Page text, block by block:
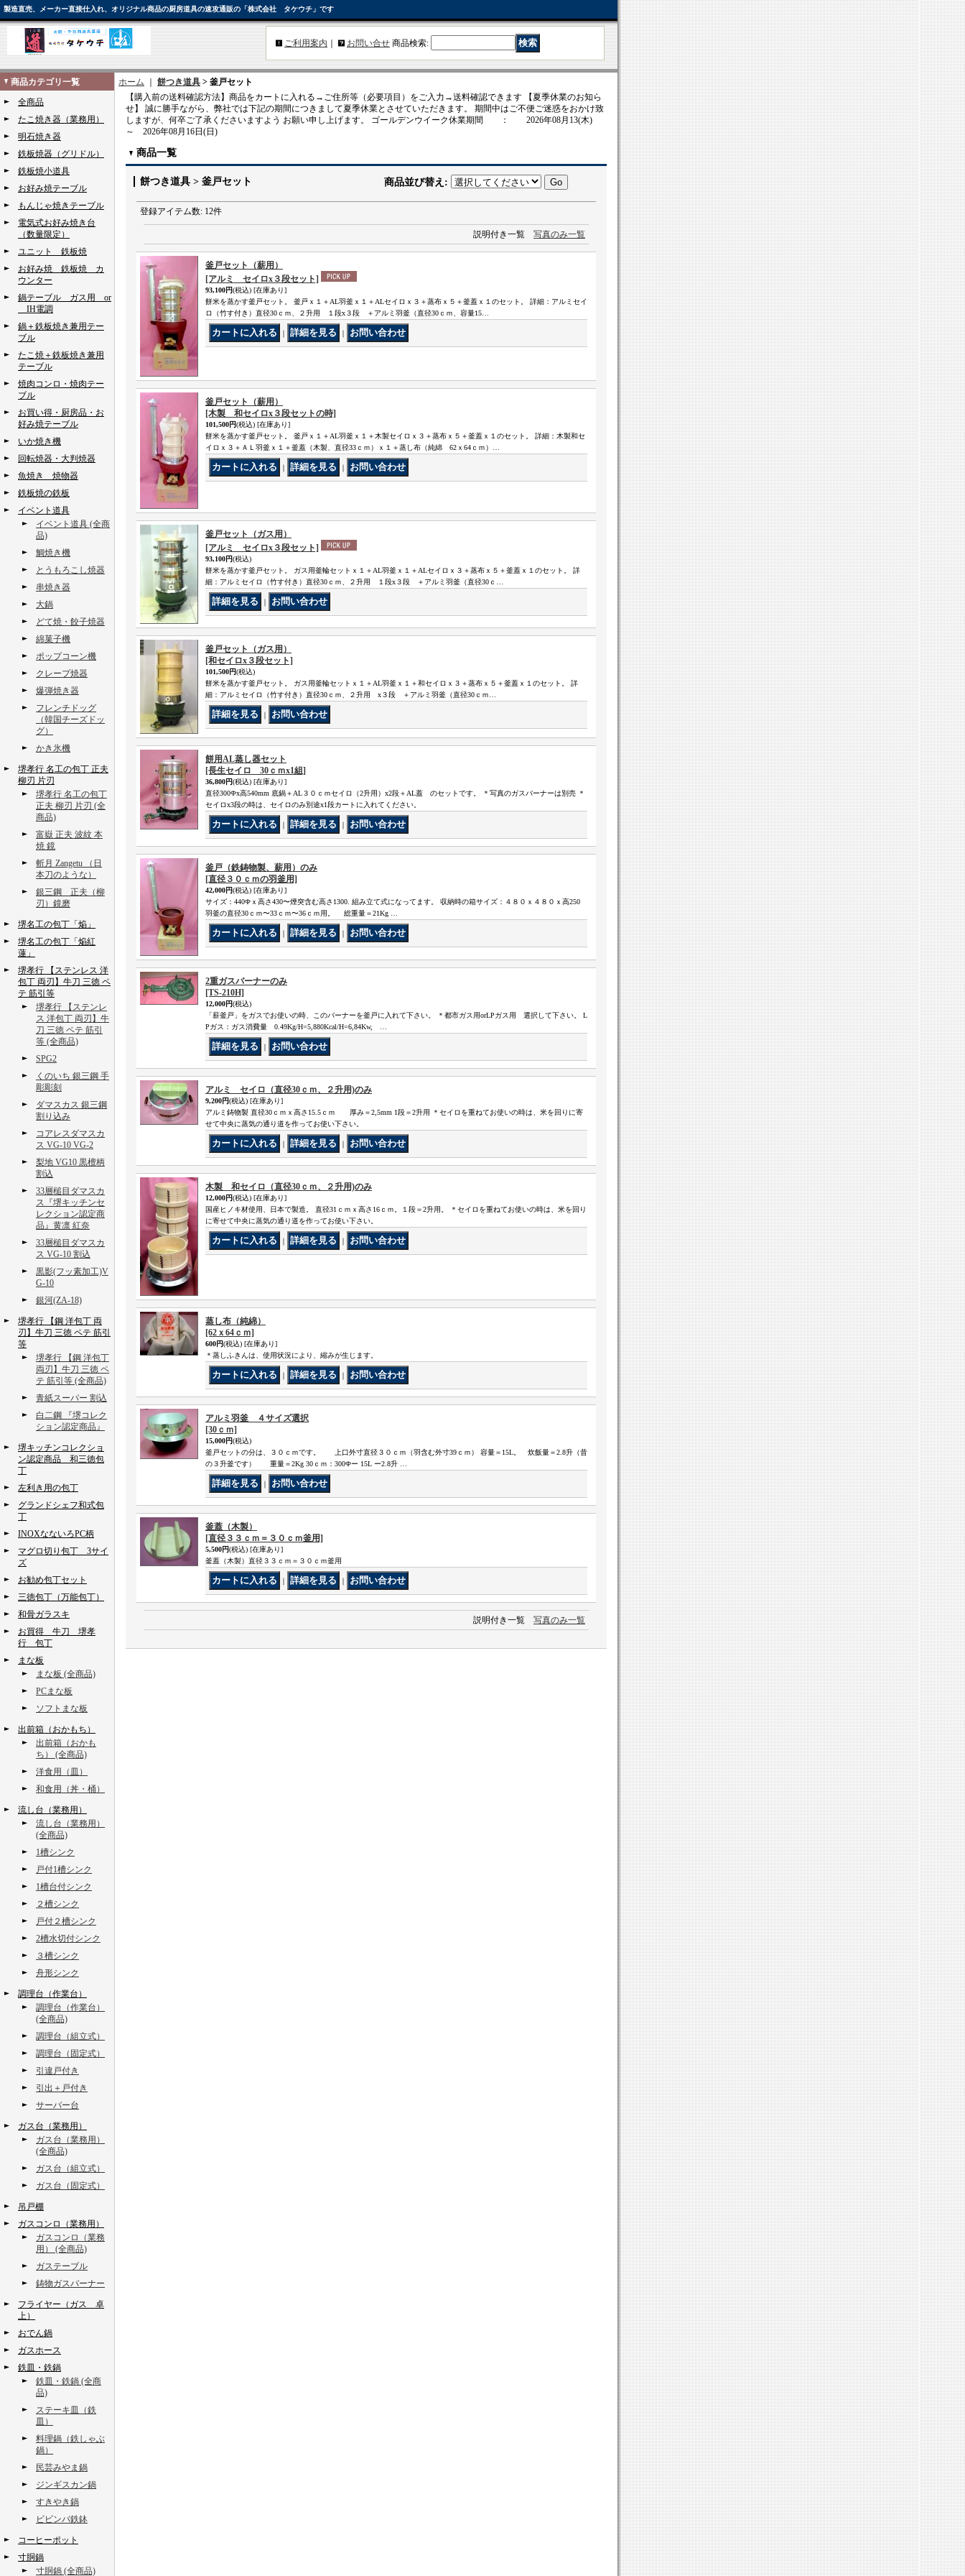
製造直売、メーカー直接仕入れ、オリジナル商品の厨房道具の速攻通販の「株式会社 タケウチ」です
ご利用案内 お問い合せ 商品検索:
商品カテゴリ一覧
全商品
たこ焼き器（業務用）
明石焼き器
鉄板焼器（グリドル）
鉄板焼小道具
お好み焼テーブル
もんじゃ焼きテーブル
電気式お好み焼き台
（数量限定）
ユニット 鉄板焼
お好み焼 鉄板焼 カ
ウンター
鍋テーブル ガス用 or
IH電調
鍋＋鉄板焼き兼用テー
ブル
たこ焼＋鉄板焼き兼用
テーブル
焼肉コンロ・焼肉テー
ブル
お買い得・厨房品・お
好み焼テーブル
いか焼き機
回転焼器・大判焼器
魚焼き 焼物器
鉄板焼の鉄板
イベント道具
イベント道具 (全商
品)
鯛焼き機
とうもろこし焼器
串焼き器
大鍋
どて焼・餃子焼器
綿菓子機
ポップコーン機
クレープ焼器
爆弾焼き器
フレンチドッグ
（韓国チーズドッ
グ）
かき氷機
堺孝行 名工の包丁 正夫
柳刃 片刃
堺孝行 名工の包丁
正夫 柳刃 片刃 (全
商品)
富嶽 正夫 波紋 本
焼 鏡
斬月 Zangetu （日
本刀のような）
銀三鋼 正夫（柳
刃）鏡磨
堺名工の包丁「焔」
堺名工の包丁「焔紅
蓮」
堺孝行 【ステンレス 洋
包丁 両刃】牛刀 三徳 ペ
テ 筋引等
堺孝行 【ステンレ
ス 洋包丁 両刃】牛
刀 三徳 ペテ 筋引
等 (全商品)
SPG2
くのいち 銀三鋼 手
彫彫刻
ダマスカス 銀三鋼
割り込み
コアレスダマスカ
ス VG-10 VG-2
梨地 VG10 黒檀柄
割込
33層槌目ダマスカ
ス『堺キッチンセ
レクション認定商
品』黄凛 紅奈
33層槌目ダマスカ
ス VG-10 割込
黒影(フッ素加工)V
G-10
銀河(ZA-18)
堺孝行 【鋼 洋包丁 両
刃】牛刀 三徳 ペテ 筋引
等
堺孝行 【鋼 洋包丁
両刃】牛刀 三徳 ペ
テ 筋引等 (全商品)
青紙スーパー 割込
白二鋼 『堺コレク
ション認定商品』
堺キッチンコレクショ
ン認定商品 和三徳包
丁
左利き用の包丁
グランドシェフ和式包
丁
INOXなないろPC柄
マグロ切り包丁 3サイ
ズ
お勧め包丁セット
三徳包丁（万能包丁）
和骨ガラスキ
お買得 牛刀 堺孝
行 包丁
まな板
まな板 (全商品)
PCまな板
ソフトまな板
出前箱（おかもち）
出前箱（おかも
ち） (全商品)
洋食用（皿）
和食用（丼・桶）
流し台（業務用）
流し台（業務用）
(全商品)
1槽シンク
戸付1槽シンク
1槽台付シンク
２槽シンク
戸付２槽シンク
2槽水切付シンク
３槽シンク
舟形シンク
調理台（作業台）
調理台（作業台）
(全商品)
調理台（組立式）
調理台（固定式）
引違戸付き
引出＋戸付き
サーバー台
ガス台（業務用）
ガス台（業務用）
(全商品)
ガス台（組立式）
ガス台（固定式）
吊戸棚
ガスコンロ（業務用）
ガスコンロ（業務
用） (全商品)
ガステーブル
鋳物ガスバーナー
フライヤー（ガス 卓
上）
おでん鍋
ガスホース
鉄皿・鉄鍋
鉄皿・鉄鍋 (全商
品)
ステーキ皿（鉄
皿）
料理鍋（鉄しゃぶ
鍋）
民芸みやま鍋
ジンギスカン鍋
すきやき鍋
ビビンバ鉄鉢
コーヒーポット
寸胴鍋
寸胴鍋 (全商品)
ホーム 餅つき道具 > 釜戸セット
【購入前の送料確認方法】商品をカートに入れる→ご住所等（必要項目）をご入力→送料確認できます 【夏季休業のお知ら
せ】 誠に勝手ながら、弊社では下記の期間につきまして夏季休業とさせていただきます。 期間中はご不便ご迷惑をおかけ致
しますが、何卒ご了承くださいますよう お願い申し上げます。 ゴールデンウイーク休業期間 ： 2026年08月13(木)
～ 2026年08月16日(日)
商品一覧
餅つき道具 > 釜戸セット 商品並び替え :
登録アイテム数: 12件
説明付き一覧 写真のみ一覧
釜戸セット（薪用）
[アルミ セイロx３段セット]
93,100円(税込) [在庫あり]
餅米を蒸かす釜戸セット。 釜戸ｘ１＋AL羽釜ｘ１＋ALセイロｘ３＋蒸布ｘ５＋釜蓋ｘ１のセット。 詳細：アルミセイ
ロ（竹す付き）直径30ｃｍ、２升用 １段x３段 ＋アルミ羽釜（直径30ｃｍ、容量15…
｜ ｜
釜戸セット（薪用）
[木製 和セイロx３段セットの時]
101,500円(税込) [在庫あり]
餅米を蒸かす釜戸セット。 釜戸ｘ１＋AL羽釜ｘ１＋木製セイロｘ３＋蒸布ｘ５＋釜蓋ｘ１のセット。 詳細：木製和セ
イロｘ３＋ＡＬ羽釜ｘ１＋釜蓋（木製、直径33ｃｍ）ｘ１＋蒸し布（純綿 62ｘ64ｃｍ）…
｜ ｜
釜戸セット（ガス用）
[アルミ セイロx３段セット]
93,100円(税込)
餅米を蒸かす釜戸セット。 ガス用釜輪セットｘ１＋AL羽釜ｘ１＋ALセイロｘ３＋蒸布ｘ５＋釜蓋ｘ１のセット。 詳
細：アルミセイロ（竹す付き）直径30ｃｍ、２升用 １段x３段 ＋アルミ羽釜（直径30ｃ…
｜
釜戸セット（ガス用）
[和セイロx３段セット]
101,500円(税込)
餅米を蒸かす釜戸セット。 ガス用釜輪セットｘ１＋AL羽釜ｘ１＋和セイロｘ３＋蒸布ｘ５＋釜蓋ｘ１のセット。 詳
細：アルミセイロ（竹す付き）直径30ｃｍ、２升用 x３段 ＋アルミ羽釜（直径30ｃｍ…
｜
餅用AL蒸し器セット
[長生セイロ 30ｃｍx1組]
36,800円(税込) [在庫あり]
直径300Фx高540mm 底鍋＋AL３０ｃｍセイロ（2升用）x2段＋AL蓋 のセットです。 ＊写真のガスバーナーは別売 ＊
セイロx3段の時は、セイロのみ別途x1段カートに入れてください。
｜ ｜
釜戸（鉄鋳物製、薪用）のみ
[直径３０ｃｍの羽釜用]
42,000円(税込) [在庫あり]
サイズ：440Фｘ高さ430〜煙突含む高さ1300. 組み立て式になってます。 収納時の箱サイズ：４８０ｘ４８０ｘ高250
羽釜の直径30ｃｍ〜33ｃｍ〜36ｃｍ用。 総重量＝21Kg …
｜ ｜
2重ガスバーナーのみ
[TS-210H]
12,000円(税込)
「薪釜戸」をガスでお使いの時、このバーナーを釜戸に入れて下さい。 ＊都市ガス用orLPガス用 選択して下さい。 L
Pガス：ガス消費量 0.49Kg/H=5,880Kcal/H=6,84Kw, …
｜
アルミ セイロ（直径30ｃｍ、２升用)のみ
9,200円(税込) [在庫あり]
アルミ鋳物製 直径30ｃｍｘ高さ15.5ｃｍ 厚み＝2,5mm 1段＝2升用 ＊セイロを重ねてお使いの時は、米を回りに寄
せて中央に蒸気の通り道を作ってお使い下さい。
｜ ｜
木製 和セイロ（直径30ｃｍ、２升用)のみ
12,000円(税込) [在庫あり]
国産ヒノキ材使用、日本で製造。 直径31ｃｍｘ高さ16ｃｍ。１段＝2升用。 ＊セイロを重ねてお使いの時は、米を回り
に寄せて中央に蒸気の通り道を作ってお使い下さい。
｜ ｜
蒸し布（純綿）
[62ｘ64ｃｍ]
600円(税込) [在庫あり]
＊蒸しふきんは、使用状況により、縮みが生じます。
｜ ｜
アルミ羽釜 ４サイズ選択
[30ｃｍ]
15,000円(税込)
釜戸セットの分は、３０ｃｍです。 上口外寸直径３０ｃｍ（羽含む外寸39ｃｍ） 容量＝15L。 炊飯量＝2.8升（昔
の３升釜です） 重量＝2Kg 30ｃｍ：300Фー 15L ー2.8升 …
｜
釜蓋（木製）
[直径３３ｃｍ＝３０ｃｍ釜用]
5,500円(税込) [在庫あり]
釜蓋（木製）直径３３ｃｍ＝３０ｃｍ釜用
｜ ｜
説明付き一覧 写真のみ一覧